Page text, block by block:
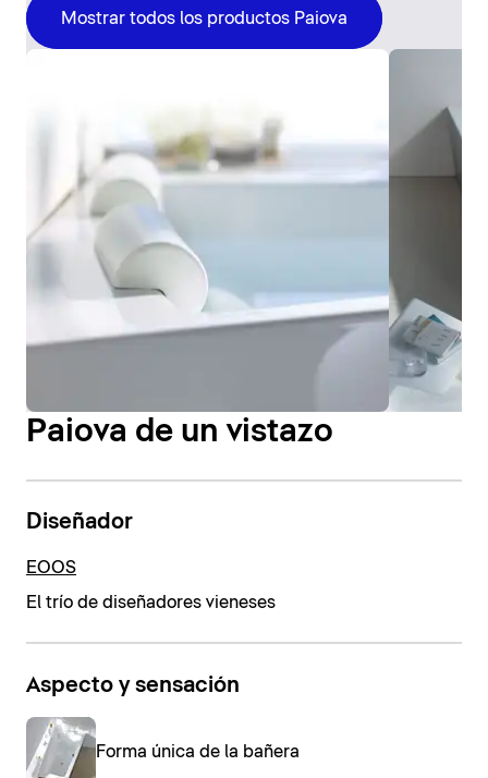
Mostrar todos los productos Paiova
Paiova de un vistazo
Diseñador
EOOS
El trío de diseñadores vieneses
Aspecto y sensación
Forma única de la bañera